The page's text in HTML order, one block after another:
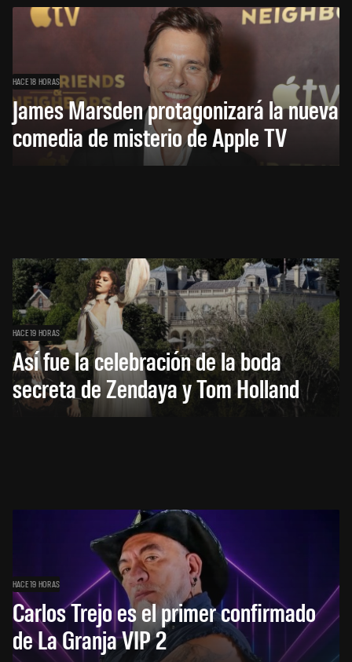
HACE 18 HORAS
James Marsden protagonizará la nueva
comedia de misterio de Apple TV
HACE 19 HORAS
Así fue la celebración de la boda
secreta de Zendaya y Tom Holland
HACE 19 HORAS
Carlos Trejo es el primer confirmado
de La Granja VIP 2